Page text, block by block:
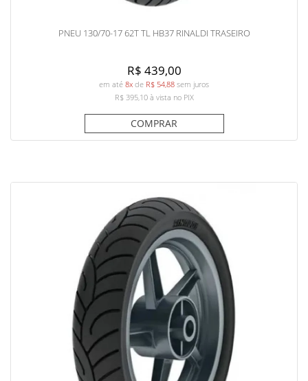
PNEU 130/70-17 62T TL HB37 RINALDI TRASEIRO
R$ 439,00
em até 8x de R$ 54,88 sem juros
R$ 395,10à vista no PIX
COMPRAR